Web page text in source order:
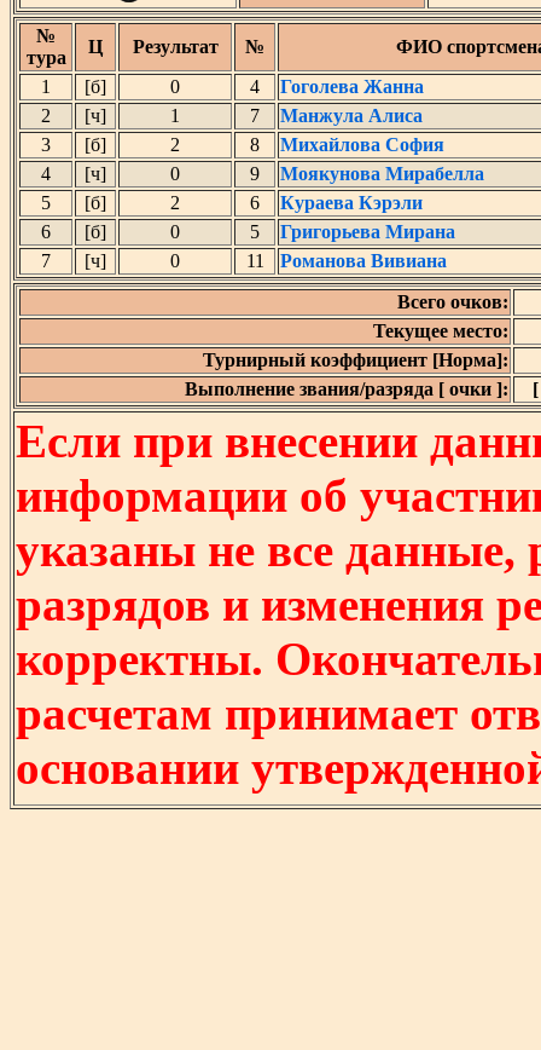
№
тура
Ц Результат №
ФИО
1
[б] 0 4
Гоголева Жанна
2
[ч] 1 7
Манжула Алиса
3
[б] 2 8
Михайлова София
4
[ч] 0 9
Моякунова Мирабелла
5
[б] 2 6
Кураева Кэрэли
6
[б] 0 5
Григорьева Мирана
7
[ч] 0 11
Романова Вивиана
Всего очков:
Текущее место:
Турнирный коэффициент [Норма]:
Выполнение звания/разряда [ очки ]:
Если при внесении
информации об
указаны не все
разрядов и изменения
корректны.
расчетам принимает
основании